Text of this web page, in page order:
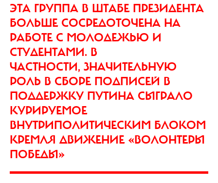
ЭТА ГРУППА В ШТАБЕ ПРЕЗИДЕНТА
БОЛЬШЕ СОСРЕДОТОЧЕНА НА
РАБОТЕ С МОЛОДЕЖЬЮ И
СТУДЕНТАМИ. В
ЧАСТНОСТИ, ЗНАЧИТЕЛЬНУЮ
РОЛЬ В СБОРЕ ПОДПИСЕЙ В
ПОДДЕРЖКУ ПУТИНА СЫГРАЛО
КУРИРУЕМОЕ
ВНУТРИПОЛИТИЧЕСКИМ БЛОКОМ
КРЕМЛЯ ДВИЖЕНИЕ «ВОЛОНТЕРЫ
ПОБЕДЫ»